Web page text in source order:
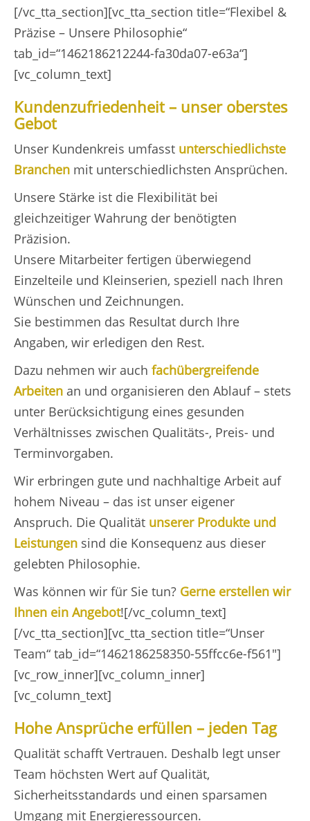
[/vc_tta_section][vc_tta_section title=“Flexibel &
Präzise – Unsere Philosophie“
tab_id=“1462186212244-fa30da07-e63a“]
[vc_column_text]
Kundenzufriedenheit – unser oberstes
Gebot
Unser Kundenkreis umfasst unterschiedlichste
Branchen mit unterschiedlichsten Ansprüchen.
Unsere Stärke ist die Flexibilität bei
gleichzeitiger Wahrung der benötigten
Präzision.
Unsere Mitarbeiter fertigen überwiegend
Einzelteile und Kleinserien, speziell nach Ihren
Wünschen und Zeichnungen.
Sie bestimmen das Resultat durch Ihre
Angaben, wir erledigen den Rest.
Dazu nehmen wir auch fachübergreifende
Arbeiten an und organisieren den Ablauf – stets
unter Berücksichtigung eines gesunden
Verhältnisses zwischen Qualitäts-, Preis- und
Terminvorgaben.
Wir erbringen gute und nachhaltige Arbeit auf
hohem Niveau – das ist unser eigener
Anspruch. Die Qualität unserer Produkte und
Leistungen sind die Konsequenz aus dieser
gelebten Philosophie.
Was können wir für Sie tun? Gerne erstellen wir
Ihnen ein Angebot![/vc_column_text]
[/vc_tta_section][vc_tta_section title=“Unser
Team“ tab_id=“1462186258350-55ffcc6e-f561″]
[vc_row_inner][vc_column_inner]
[vc_column_text]
Hohe Ansprüche erfüllen – jeden Tag
Qualität schafft Vertrauen. Deshalb legt unser
Team höchsten Wert auf Qualität,
Sicherheitsstandards und einen sparsamen
Umgang mit Energieressourcen.